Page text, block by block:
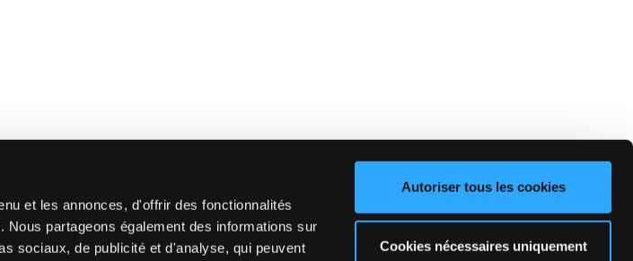
et les annonces, d'offrir des fonctionnalités
partageons également des informations sur
sociaux, de publicité et d'analyse, qui peuvent
Autoriser tous les cookies
Cookies nécessaires uniquement